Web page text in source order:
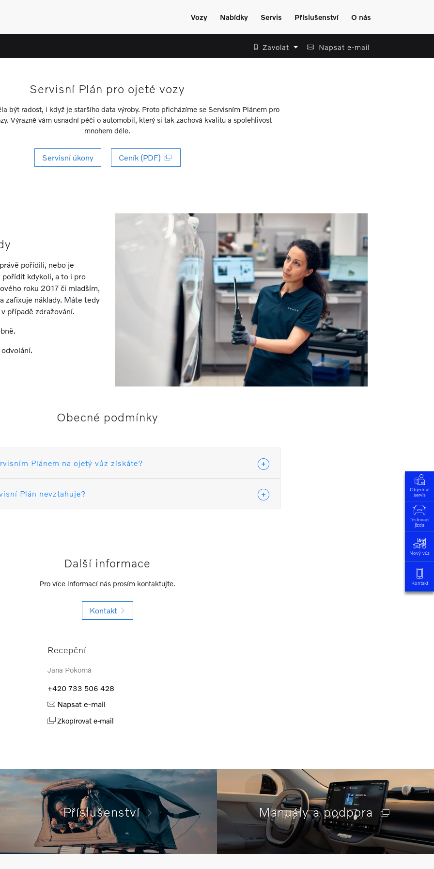
Vozy Nabídky Servis Příslušenství O nás
Zavolat Napsat e-mail
Servisní Plán pro ojeté vozy
být radost, i když je staršího data výroby. Proto přicházíme se Servisním Plánem pro
Výrazně vám usnadní péči o automobil, který si tak zachová kvalitu a spolehlivost
mnohem déle.
Servisní úkony Ceník (PDF)
pořídili, nebo je
kdykoli, a to i pro
roku 2017 či mladším,
zafixuje náklady. Máte tedy
případě zdražování.
Obecné podmínky
Plánem na ojetý vůz získáte?
Plán nevztahuje?
Další informace
Pro více informací nás prosím kontaktujte.
Kontakt
Recepční
Jana Pokorná
+420 733 506 428
Napsat e-mail
Zkopírovat e-mail
Příslušenství Manuály a podpora
Objednat
servis
Testovací
jízda
Nový vůz
Kontakt